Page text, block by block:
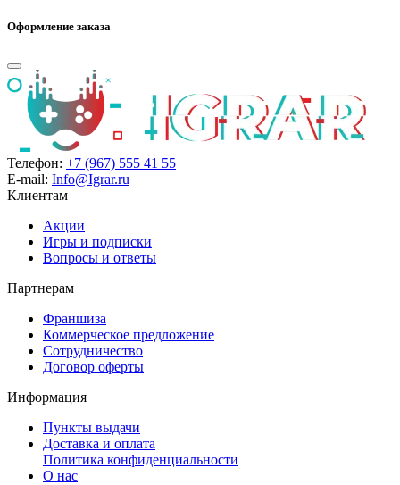
Оформление заказа
Телефон: +7 (967) 555 41 55
E-mail: Info@Igrar.ru
Клиентам
Акции
Игры и подписки
Вопросы и ответы
Партнерам
Франшиза
Коммерческое предложение
Сотрудничество
Договор оферты
Информация
Пункты выдачи
Доставка и оплата
Политика конфиденциальности
О нас